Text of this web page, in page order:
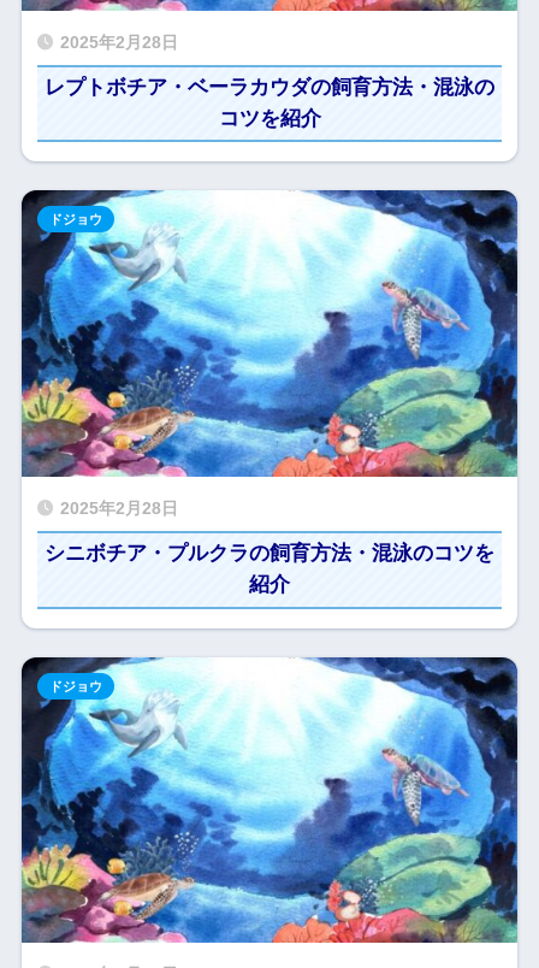
2025年2月28日
レプトボチア・ベーラカウダの飼育方法・混泳の
コツを紹介
2025年2月28日
シニボチア・プルクラの飼育方法・混泳のコツを
紹介
ドジョウ
ドジョウ